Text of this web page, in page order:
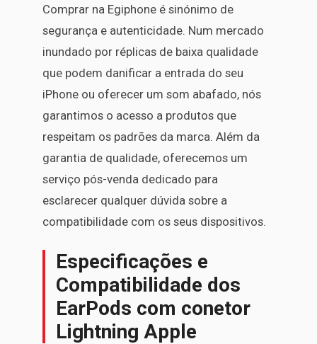
Comprar na Egiphone é sinónimo de
segurança e autenticidade. Num mercado
inundado por réplicas de baixa qualidade
que podem danificar a entrada do seu
iPhone ou oferecer um som abafado, nós
garantimos o acesso a produtos que
respeitam os padrões da marca. Além da
garantia de qualidade, oferecemos um
serviço pós-venda dedicado para
esclarecer qualquer dúvida sobre a
compatibilidade com os seus dispositivos.
Especificações e
Compatibilidade dos
EarPods com conetor
Lightning Apple